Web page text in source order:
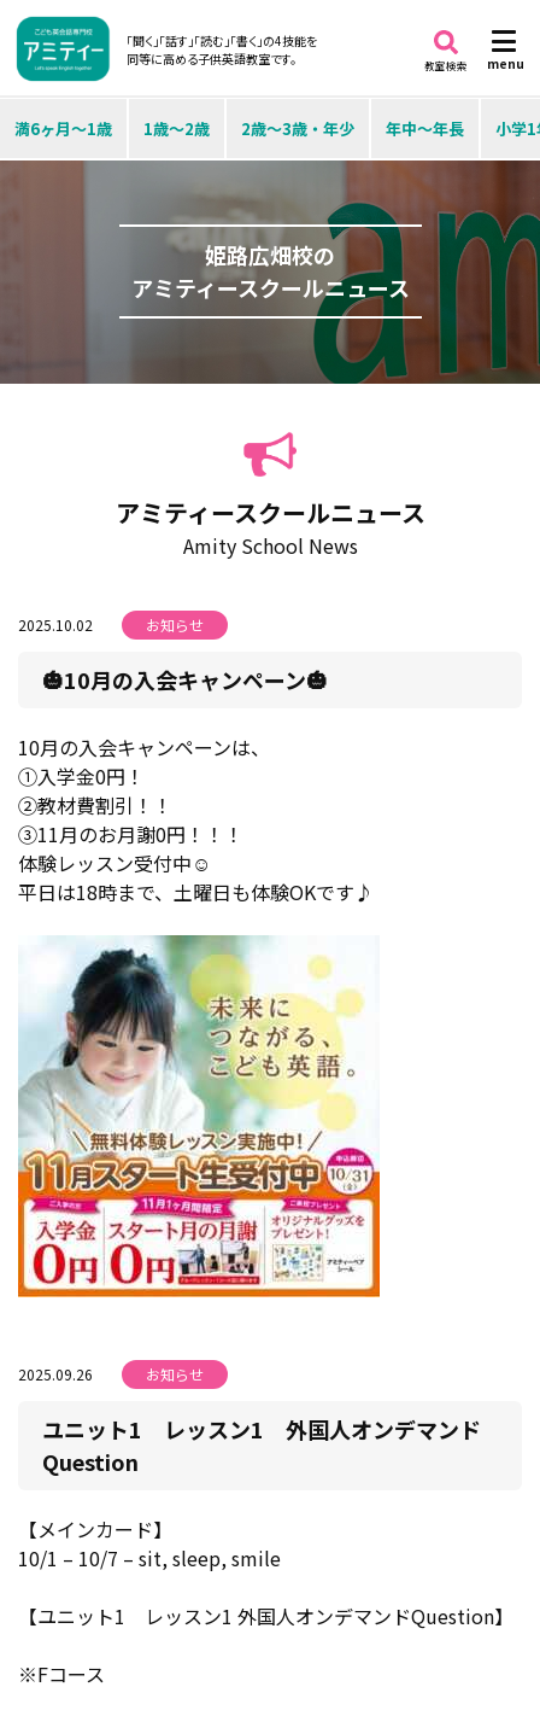
「聞く」「話す」「読む」「書く」の4技能を
同等に高める子供英語教室です。
menu
教室検索
満6ヶ月～1歳 1歳～2歳 2歳～3歳・年少 年中～年長 小学
姫路広畑校の
アミティースクールニュース
アミティースクールニュース
Amity School News
2025.10.02 お知らせ
🎃10月の入会キャンペーン🎃
10月の入会キャンペーンは、
①入学金0円！
②教材費割引！！
③11月のお月謝0円！！！
体験レッスン受付中☺
平日は18時まで、土曜日も体験OKです♪
2025.09.26 お知らせ
ユニット1 レッスン1 外国人オンデマンド
Question
【メインカード】
10/1 – 10/7 – sit, sleep, smile
【ユニット1 レッスン1 外国人オンデマンドQuestion】
※Fコース